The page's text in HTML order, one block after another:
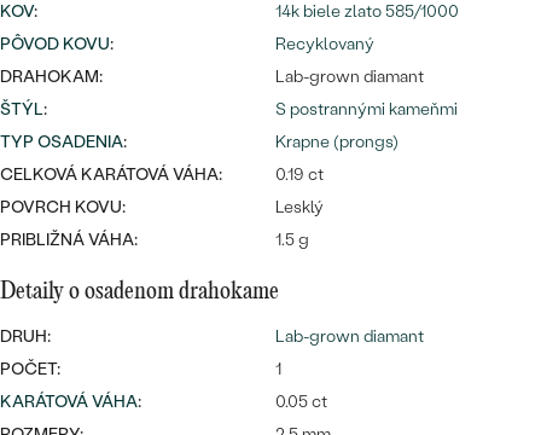
Wave kolekcia
DIAMANTY
PREZRIEŤ
Personalizované
OBJAVIŤ
PREZRIEŤ
KOV:
14k biele zlato 585/1000
PÔVOD KOVU:
Recyklovaný
DRAHOKAM:
Lab-grown diamant
ŠTÝL:
S postrannými kameňmi
TYP OSADENIA:
Krapne (prongs)
CELKOVÁ KARÁTOVÁ VÁHA:
0.19 ct
POVRCH KOVU:
Lesklý
PRIBLIŽNÁ VÁHA:
1.5 g
Detaily o osadenom drahokame
DRUH:
Lab-grown diamant
POČET:
1
KARÁTOVÁ VÁHA:
0.05 ct